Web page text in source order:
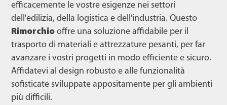
efficacemente le vostre esigenze nei settori
dell'edilizia, della logistica e dell'industria. Questo
Rimorchio offre una soluzione affidabile per il
trasporto di materiali e attrezzature pesanti, per far
avanzare i vostri progetti in modo efficiente e sicuro.
Affidatevi al design robusto e alle funzionalità
sofisticate sviluppate appositamente per gli ambienti
più difficili.